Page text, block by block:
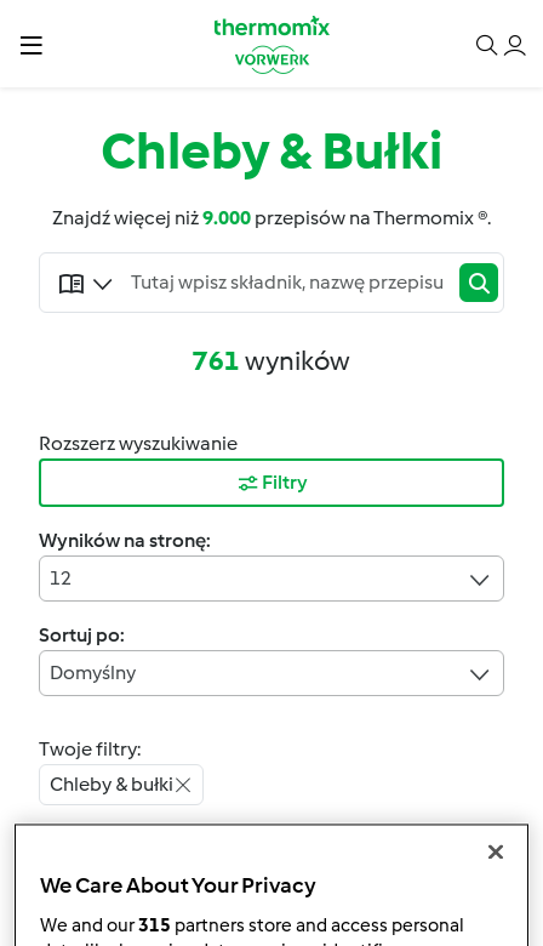
Chleby & Bułki
Znajdź więcej niż9.000 przepisów na Thermomix ®.
761wyników
Rozszerz wyszukiwanie
Filtry
Wyników na stronę:
12
Sortuj po:
Domyślny
Twoje filtry:
Chleby & bułki
4.7(179)
We Care About Your Privacy
We and our315 partners store and access personal